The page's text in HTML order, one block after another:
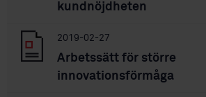
kundnöjdheten
2019-02-27
Arbetssätt för större
innovationsförmåga